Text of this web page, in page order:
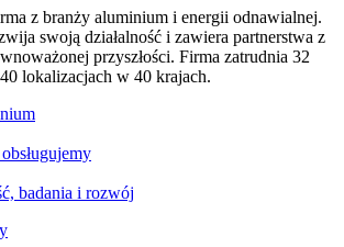
z branży aluminium i energii odnawialnej.
swoją działalność i zawiera partnerstwa z
przyszłości. Firma zatrudnia 32
lokalizacjach w 40 krajach.
badania i rozwój